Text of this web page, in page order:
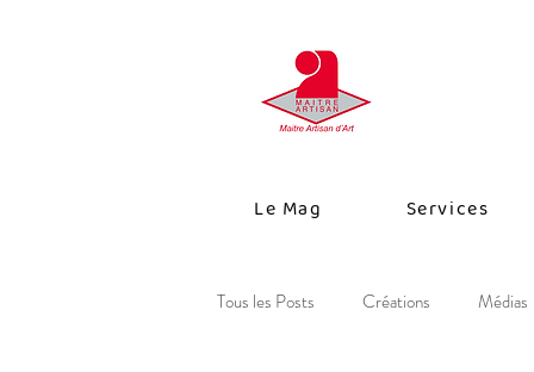
Le Mag Services
Tous les Posts Créations Médias